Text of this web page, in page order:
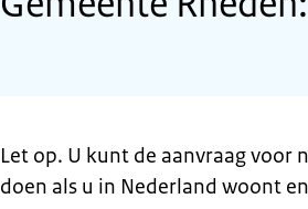
Let op. U kunt de aanvraag
doen als u in Nederland woont